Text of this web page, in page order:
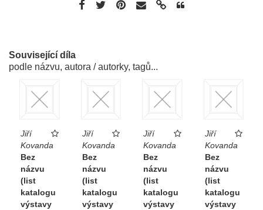
Související díla
podle názvu, autora / autorky, tagů...
Jiří
Kovanda
Bez
názvu
(list
katalogu
výstavy
Jiří
Kovanda
Bez
názvu
(list
katalogu
výstavy
Jiří
Kovanda
Bez
názvu
(list
katalogu
výstavy
Jiří
Kovanda
Bez
názvu
(list
katalogu
výstavy